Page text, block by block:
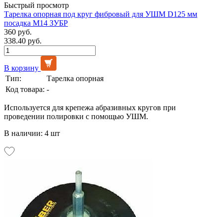
Быстрый просмотр
Тарелка опорная под круг фибровый для УШМ D125 мм
посадка М14 ЗУБР
360 руб.
338.40 руб.
В корзину
Тип:
Тарелка опорная
Код товара: -
Используется для крепежа абразивных кругов при
проведении полировки с помощью УШМ.
В наличии: 4 шт